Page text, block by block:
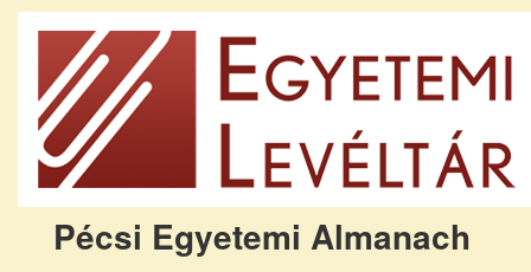
Pécsi Egyetemi Almanach